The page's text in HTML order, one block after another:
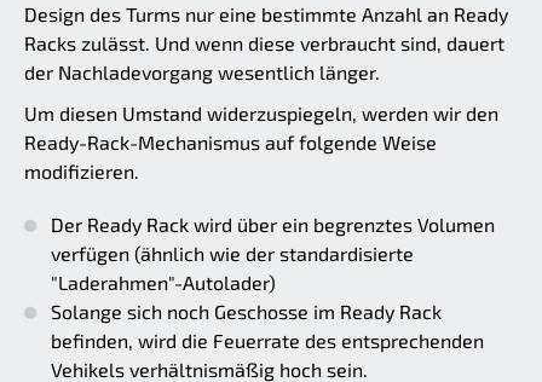
Design des Turms nur eine bestimmte Anzahl an Ready
Racks zulässt. Und wenn diese verbraucht sind, dauert
der Nachladevorgang wesentlich länger.
Um diesen Umstand widerzuspiegeln, werden wir den
Ready-Rack-Mechanismus auf folgende Weise
modifizieren.
Der Ready Rack wird über ein begrenztes Volumen
verfügen (ähnlich wie der standardisierte
"Laderahmen"-Autolader)
Solange sich noch Geschosse im Ready Rack
befinden, wird die Feuerrate des entsprechenden
Vehikels verhältnismäßig hoch sein.